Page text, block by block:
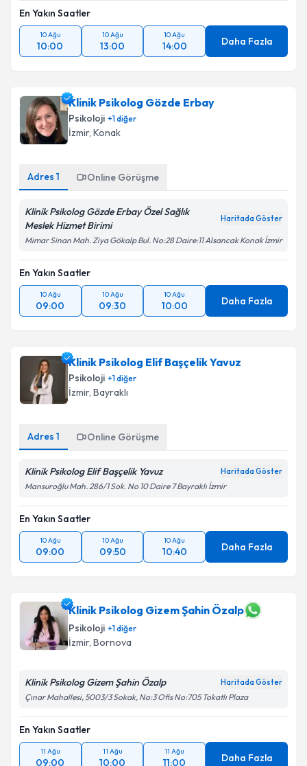
En Yakın Saatler
10 Ağu
10:00
10 Ağu
13:00
10 Ağu
14:00 Daha Fazla
Klinik Psikolog Gözde Erbay
Psikoloji +1diğer
İzmir, Konak
Adres 1 Online Görüşme
Klinik Psikolog Gözde Erbay Özel Sağlık
Meslek Hizmet Birimi
Haritada Göster
Mimar Sinan Mah. Ziya Gökalp Bul. No:28 Daire:11 Alsancak Konak İzmir
En Yakın Saatler
10 Ağu
09:00
10 Ağu
09:30
10 Ağu
10:00 Daha Fazla
Klinik Psikolog Elif Başçelik Yavuz
Psikoloji +1diğer
İzmir, Bayraklı
Adres 1 Online Görüşme
Klinik Psikolog Elif Başçelik Yavuz Haritada Göster
Mansuroğlu Mah. 286/1 Sok. No 10 Daire 7 Bayraklı İzmir
En Yakın Saatler
10 Ağu
09:00
10 Ağu
09:50
10 Ağu
10:40 Daha Fazla
Klinik Psikolog Gizem Şahin Özalp
Psikoloji +1diğer
İzmir, Bornova
Klinik Psikolog Gizem Şahin Özalp Haritada Göster
Çınar Mahallesi, 5003/3 Sokak, No:3 Ofis No:705 Tokatlı Plaza
En Yakın Saatler
11 Ağu
09:00
11 Ağu
10:00
11 Ağu
11:00 Daha Fazla